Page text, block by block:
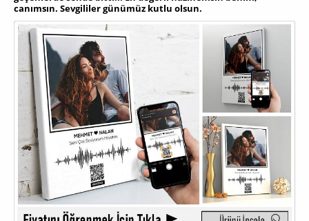
canımsın. Sevgililer günümüz kutlu olsun.